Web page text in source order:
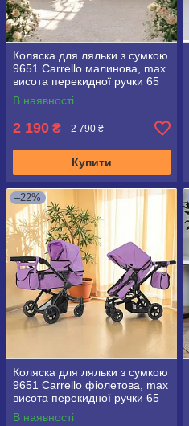
Коляска для ляльки з сумкою
9651 Carrello малинова, max
висота перекидної ручки 65
см
В наявності
2 190 ₴ 2 790 ₴
Купити
–22%
Коляска для ляльки з сумкою
9651 Carrello фіолетова, max
висота перекидної ручки 65
см
В наявності